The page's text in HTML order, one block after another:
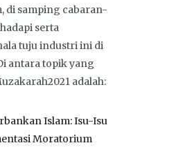
di samping cabaran-
serta
tuju industri ini di
antara topik yang
adalah:
Islam: Isu-Isu
Moratorium